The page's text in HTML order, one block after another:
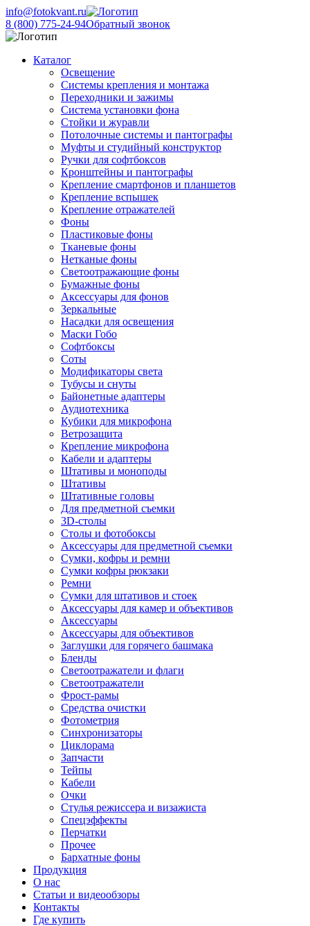
info@fotokvant.ru
8 (800) 775-24-94Обратный звонок
Каталог
Освещение
Системы крепления и монтажа
Переходники и зажимы
Система установки фона
Стойки и журавли
Потолочные системы и пантографы
Муфты и студийный конструктор
Ручки для софтбоксов
Кронштейны и пантографы
Крепление смартфонов и планшетов
Крепление вспышек
Крепление отражателей
Фоны
Пластиковые фоны
Тканевые фоны
Нетканые фоны
Светоотражающие фоны
Бумажные фоны
Аксессуары для фонов
Зеркальные
Насадки для освещения
Маски Гобо
Софтбоксы
Соты
Модификаторы света
Тубусы и снуты
Байонетные адаптеры
Аудиотехника
Кубики для микрофона
Ветрозащита
Крепление микрофона
Кабели и адаптеры
Штативы и моноподы
Штативы
Штативные головы
Для предметной съемки
3D-столы
Столы и фотобоксы
Аксессуары для предметной съемки
Сумки, кофры и ремни
Сумки кофры рюкзаки
Ремни
Сумки для штативов и стоек
Аксессуары для камер и объективов
Аксессуары
Аксессуары для объективов
Заглушки для горячего башмака
Бленды
Светоотражатели и флаги
Светоотражатели
Фрост-рамы
Средства очистки
Фотометрия
Синхронизаторы
Циклорама
Запчасти
Тейпы
Кабели
Очки
Стулья режиссера и визажиста
Спецэффекты
Перчатки
Прочее
Бархатные фоны
Продукция
О нас
Статьи и видеообзоры
Контакты
Где купить